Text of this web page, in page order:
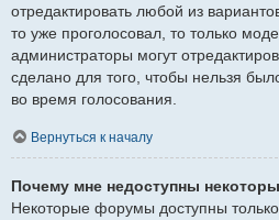
отредактировать любой из
то уже проголосовал, то только
администраторы могут
сделано для того, чтобы нельзя
во время голосования.
Вернуться к началу
Почему мне недоступны
Некоторые форумы доступны